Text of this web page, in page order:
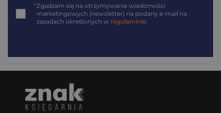
*Zgadzam się na otrzymywanie wiadomości
marketingowych (newsletter) na podany e-mail na
zasadach określonych w regulaminie